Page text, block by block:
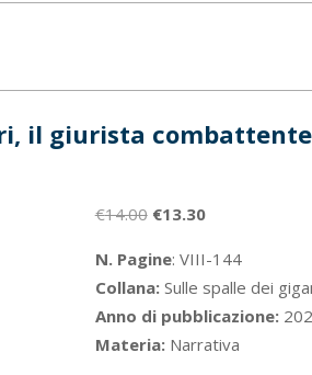
il giurista combattente
€14.00 Il
originale
era:
€14.00.
€13.30Il
attuale
è:
€13.30.
N. Pagine: VIII-144
Collana:Sulle spalle dei
Anno di pubblicazione:
Materia:Narrativa